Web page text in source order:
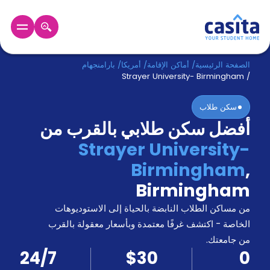
الرئيسية عربي USD
دخول
حجز
السكن
من
نحن؟
المدونة
أخبر
أصدقائك
و
اكسب
كن
شريكا
الدعم
الصفحة الرئيسية/ أماكن الإقامة/ أمريكا/ بارامنجهام
/
Strayer University- Birmingham
سكن طلاب
أفضل سكن طلابي بالقرب من
Strayer University-
Birmingham,
Birmingham
من مساكن الطلاب النابضة بالحياة إلى الاستوديوهات
الخاصة - اكتشف غرفًا معتمدة وبأسعار معقولة بالقرب
من جامعتك.
0
$30
24/7